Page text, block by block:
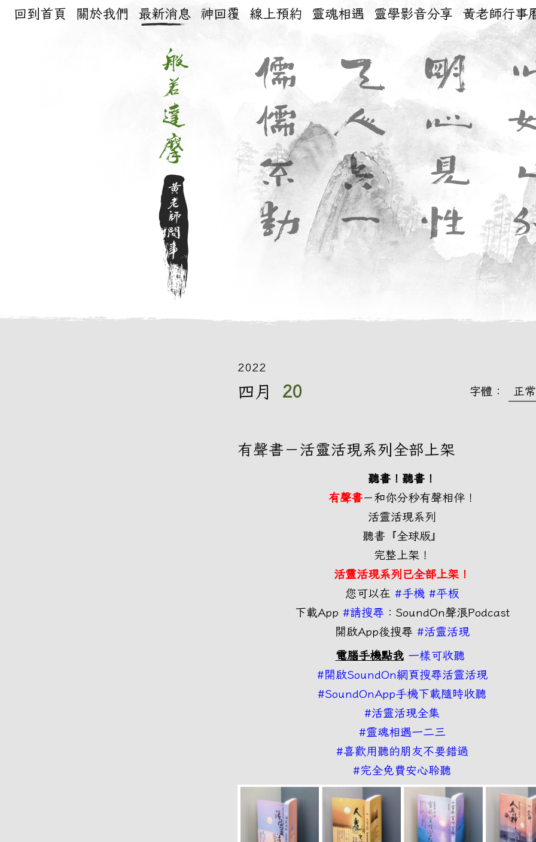
回到首頁 關於我們 最新消息 神回覆 線上預約 靈魂相遇 靈學影音分享 黃老師行事
2022
四月 20 字體： 正常
有聲書－活靈活現系列全部上架
聽書！聽書！
有聲書－和你分秒有聲相伴！
活靈活現系列
聽書『全球版』
完整上架！
活靈活現系列已全部上架！
您可以在 #手機 #平板
下載App #請搜尋 ：SoundOn聲浪Podcast
開啟App後搜尋 #活靈活現
電腦手機點我 一樣可收聽
#開啟SoundOn網頁搜尋活靈活現
#SoundOnApp手機下載隨時收聽
#活靈活現全集
#靈魂相遇一二三
#喜歡用聽的朋友不要錯過
#完全免費安心聆聽